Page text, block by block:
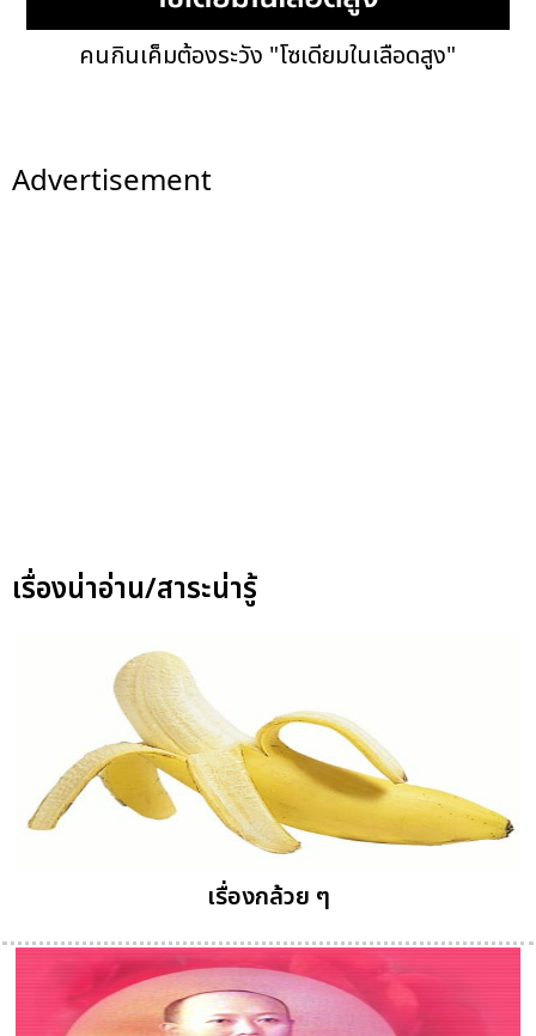
คนกินเค็มต้องระวัง "โซเดียมในเลือดสูง"
Advertisement
เรื่องน่าอ่าน/สาระน่ารู้
เรื่องกล้วย ๆ